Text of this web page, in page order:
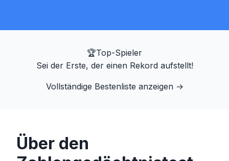
Symbolsuche
🏆Top-Spieler
Sei der Erste, der einen Rekord aufstellt!
Vollständige Bestenliste anzeigen→
Über den